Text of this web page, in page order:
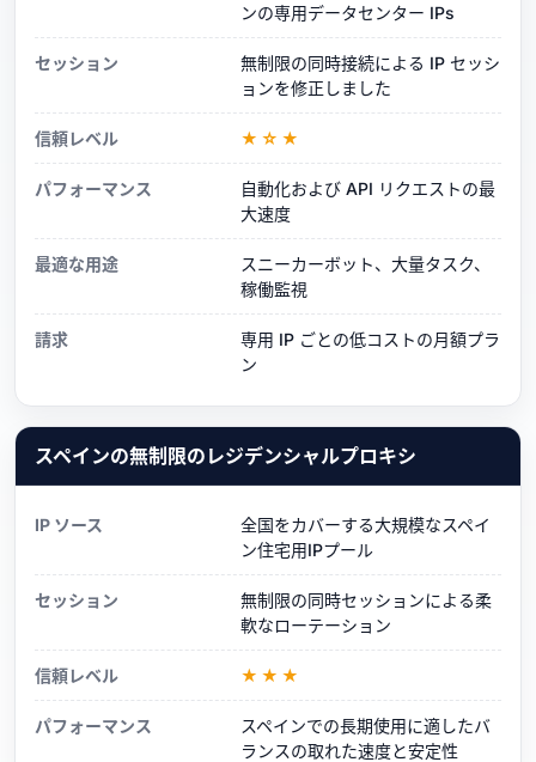
ンの専用データセンター IPs
セッション
無制限の同時接続による IP セッシ
ョンを修正しました
信頼レベル ★☆★
パフォーマンス
自動化および API リクエストの最
大速度
最適な用途
スニーカーボット、大量タスク、
稼働監視
請求
専用 IP ごとの低コストの月額プラ
ン
スペインの無制限のレジデンシャルプロキシ
IP ソース
全国をカバーする大規模なスペイ
ン住宅用IPプール
セッション
無制限の同時セッションによる柔
軟なローテーション
信頼レベル ★★★
パフォーマンス
スペインでの長期使用に適したバ
ランスの取れた速度と安定性